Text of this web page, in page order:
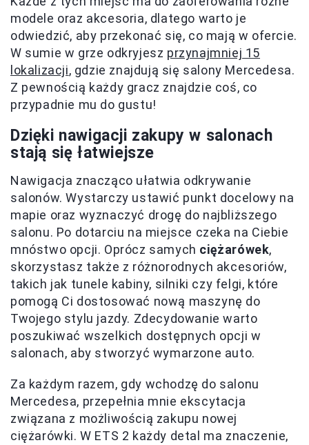
modele oraz akcesoria, dlatego warto je
odwiedzić, aby przekonać się, co mają w ofercie.
W sumie w grze odkryjesz przynajmniej 15
lokalizacji, gdzie znajdują się salony Mercedesa.
Z pewnością każdy gracz znajdzie coś, co
przypadnie mu do gustu!
Dzięki nawigacji zakupy w salonach
stają się łatwiejsze
Nawigacja znacząco ułatwia odkrywanie
salonów. Wystarczy ustawić punkt docelowy na
mapie oraz wyznaczyć drogę do najbliższego
salonu. Po dotarciu na miejsce czeka na Ciebie
mnóstwo opcji. Oprócz samych ciężarówek,
skorzystasz także z różnorodnych akcesoriów,
takich jak tunele kabiny, silniki czy felgi, które
pomogą Ci dostosować nową maszynę do
Twojego stylu jazdy. Zdecydowanie warto
poszukiwać wszelkich dostępnych opcji w
salonach, aby stworzyć wymarzone auto.
Za każdym razem, gdy wchodzę do salonu
Mercedesa, przepełnia mnie ekscytacja
związana z możliwością zakupu nowej
ciężarówki. W ETS 2 każdy detal ma znaczenie,